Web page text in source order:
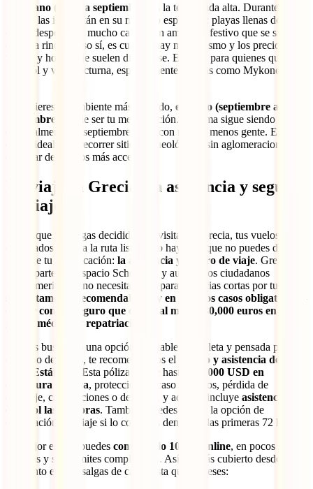
verano (junio a septiembre)
es la temporada alta. Durante estos
meses, las islas están en su máximo esplendor: playas llenas de vida,
cielos despejados, mucho calor y un ambiente festivo que se siente
en cada rincón. Eso sí, es cuando hay más turismo y los precios de
vuelos y hospedaje suelen dispararse. Es ideal para quienes quieren
mar, sol y vida nocturna, especialmente en islas como Mykonos o
Si prefieres un ambiente más relajado, el otoño (septiembre a
noviembre)
puede ser tu mejor opción. El clima sigue siendo cálido,
especialmente en septiembre, pero con mucha menos gente. Es una
época ideal para recorrer sitios arqueológicos sin aglomeraciones y
disfrutar de precios más accesibles.
No viajes a Grecia sin asistencia y seguro
de viaje
Puede que ya tengas decidido qué visitar en Grecia, tus vuelos
comprados y hasta la ruta lista, pero hay algo que no puedes dejar
fuera de tu planificación: la asistencia y seguro de viaje. Grecia
forma parte del Espacio Schengen, y aunque los ciudadanos
latinoamericanos no necesitan visa para estancias cortas por turismo,
sí es altamente recomendable —y en muchos casos obligatorio—
contar con un seguro que cubra al menos 30,000 euros en
gastos médicos y repatriación
Si estás buscando una opción confiable, completa y pensada para
este tipo de viajes, te recomendamos el
seguro y asistencia de viaje
IATI Estándar
. Esta póliza ofrece hasta
100,000 USD en
cobertura médica, protección en caso de robos, pérdida de
equipaje, cancelaciones o demoras, y además incluye asistencia en
español las 24 horas. También puedes añadir la opción de
cancelación del viaje si lo contratas dentro de las primeras 72 horas.
Lo mejor es que puedes contratarlo 100 % online, en pocos
minutos y sin trámites complicados. Así, estarás cubierto desde el
momento en que salgas de casa hasta que regreses: